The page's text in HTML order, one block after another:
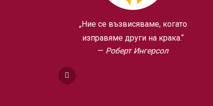
„Ние се възвисяваме, когато
изправяме други на крака.“
Роберт Ингерсол